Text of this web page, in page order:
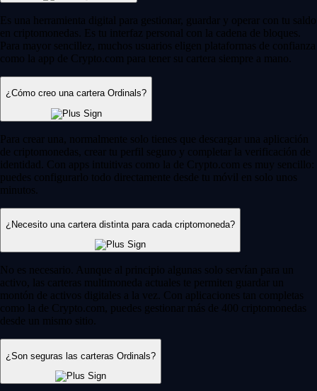
Es una herramienta digital para gestionar, guardar y operar con tu saldo
en criptomonedas. Es tu interfaz personal con la cadena de bloques.
Para mayor sencillez, muchos usuarios eligen plataformas de confianza
como la app de Crypto.com para tener su cartera siempre a mano.
¿Cómo creo una cartera Ordinals?
Para crear una, normalmente solo tienes que descargar una aplicación
de criptomonedas, crear tu perfil seguro y completar la verificación de
identidad. Con apps intuitivas como la de Crypto.com es muy sencillo:
puedes configurarlo todo directamente desde tu móvil en solo unos
minutos.
¿Necesito una cartera distinta para cada criptomoneda?
No es necesario. Aunque al principio algunas solo servían para un
activo, las carteras multimoneda actuales te permiten guardar un
montón de activos digitales a la vez. Con aplicaciones tan completas
como la de Crypto.com, puedes gestionar más de 400 criptomonedas
desde un mismo sitio.
¿Son seguras las carteras Ordinals?